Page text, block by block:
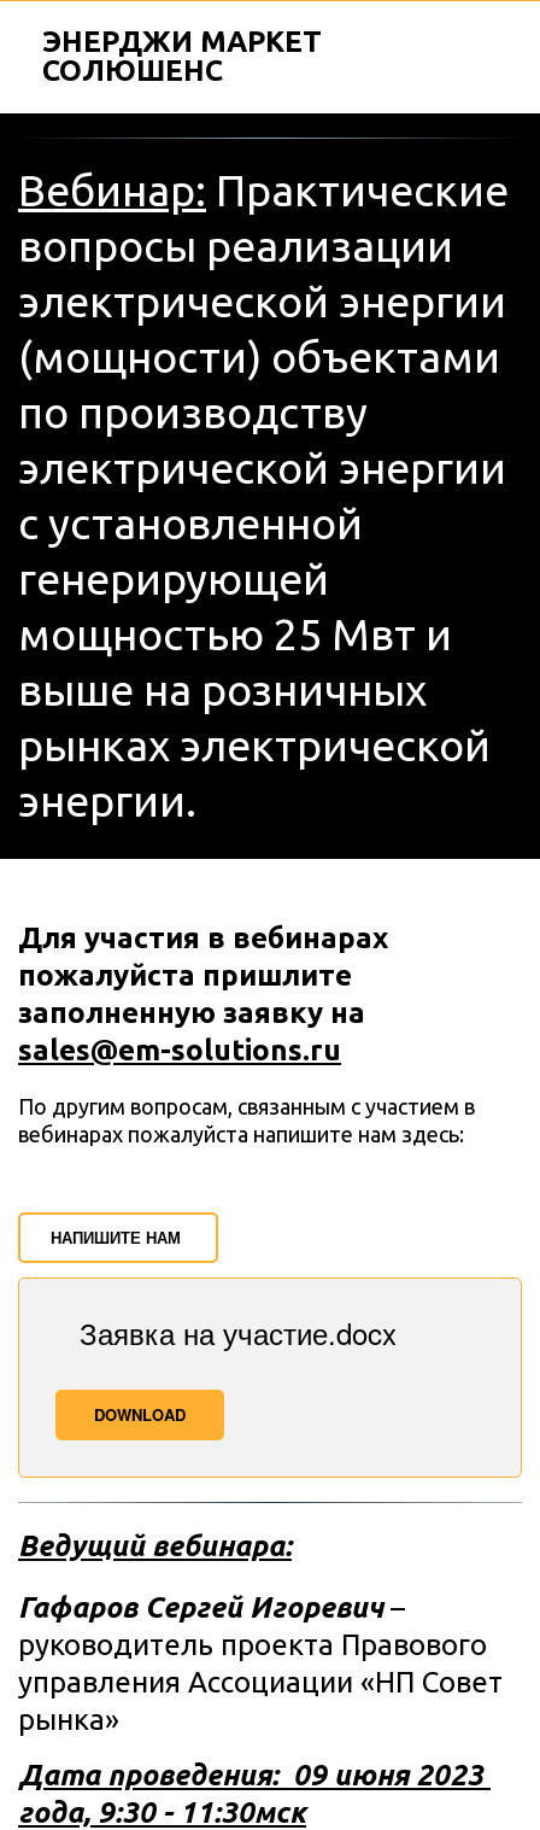
ЭНЕРДЖИ МАРКЕТ
СОЛЮШЕНС
Вебинар: Практические
вопросы реализации
электрической энергии
(мощности) объектами
по производству
электрической энергии
с установленной
генерирующей
мощностью 25 Мвт и
выше на розничных
рынках электрической
энергии.
Для участия в вебинарах
пожалуйста пришлите
sales@em-solutions.ru
По другим вопросам, связанным с участием в
вебинарах пожалуйста напишите нам здесь:
НАПИШИТЕ НАМ
Заявка на участие.docx
DOWNLOAD
Ведущий вебинара:
Гафаров Сергей Игоревич –
руководитель проекта Правового
управления Ассоциации «НП Совет
рынка»
Дата проведения:  09 июня 2023
года, 9:30 - 11:30мск